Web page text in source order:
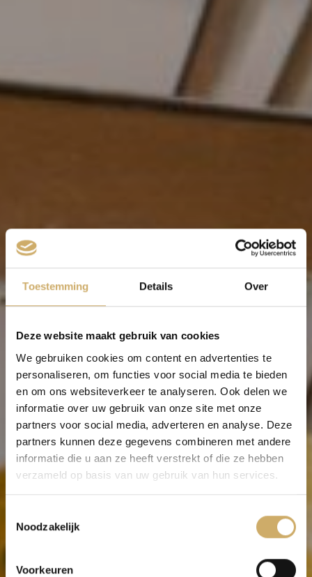
Toestemming Details Over
Deze website maakt gebruik van cookies
We gebruiken cookies om content en advertenties te
personaliseren, om functies voor social media te bieden
en om ons websiteverkeer te analyseren. Ook delen we
informatie over uw gebruik van onze site met onze
partners voor social media, adverteren en analyse. Deze
partners kunnen deze gegevens combineren met andere
informatie die u aan ze heeft verstrekt of die ze hebben
verzameld op basis van uw gebruik van hun services.
Noodzakelijk
Voorkeuren
Vacancy:
Breakfast Chef